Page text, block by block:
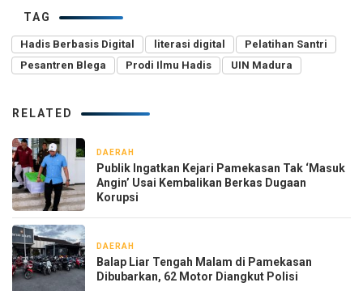
TAG
Hadis Berbasis Digital literasi digital
Pelatihan Santri
Pesantren Blega
Prodi Ilmu Hadis UIN Madura
RELATED
DAERAH
Publik Ingatkan Kejari Pamekasan Tak ‘Masuk
Angin’ Usai Kembalikan Berkas Dugaan
Korupsi
DAERAH
Balap Liar Tengah Malam di Pamekasan
Dibubarkan, 62 Motor Diangkut Polisi